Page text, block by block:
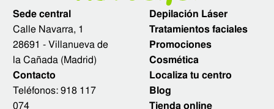
Sede central
Calle Navarra, 1
28691 - Villanueva de
la Cañada (Madrid)
Contacto
Teléfonos:918 117
074
Depilación Láser
Tratamientos faciales
Promociones
Cosmética
Localiza tu centro
Blog
Tienda online